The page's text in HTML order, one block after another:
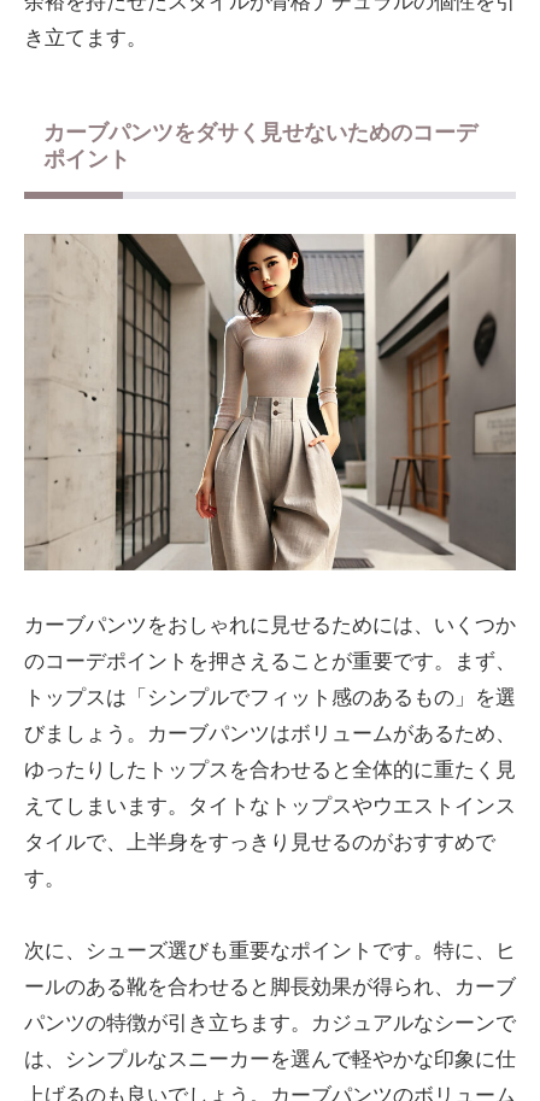
き立てます。
カーブパンツをダサく見せないためのコーデ
ポイント
カーブパンツをおしゃれに見せるためには、いくつか
のコーデポイントを押さえることが重要です。まず、
トップスは「シンプルでフィット感のあるもの」を選
びましょう。カーブパンツはボリュームがあるため、
ゆったりしたトップスを合わせると全体的に重たく見
えてしまいます。タイトなトップスやウエストインス
タイルで、上半身をすっきり見せるのがおすすめで
す。
次に、シューズ選びも重要なポイントです。特に、ヒ
ールのある靴を合わせると脚長効果が得られ、カーブ
パンツの特徴が引き立ちます。カジュアルなシーンで
は、シンプルなスニーカーを選んで軽やかな印象に仕
上げるのも良いでしょう。カーブパンツのボリューム